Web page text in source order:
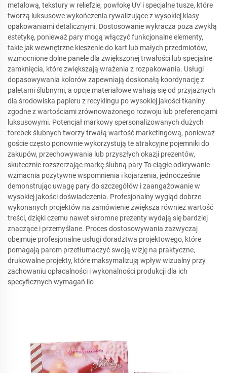
metalową, tekstury w reliefzie, powłokę UV i specjalne tusze, które
tworzą luksusowe wykończenia rywalizujące z wysokiej klasy
opakowaniami detalicznymi. Dostosowanie wykracza poza zwykłą
estetykę, ponieważ pary mogą włączyć funkcjonalne elementy,
takie jak wewnętrzne kieszenie do kart lub małych przedmiotów,
wzmocnione dolne panele dla zwiększonej trwałości lub specjalne
zamknięcia, które zwiększają wrażenia z rozpakowania. Usługi
dopasowywania kolorów zapewniają doskonałą koordynację z
paletami ślubnymi, a opcje materiałowe wahają się od przyjaznych
dla środowiska papieru z recyklingu po wysokiej jakości tkaniny
zgodne z wartościami zrównoważonego rozwoju lub preferencjami
luksusowymi. Potencjał markowy spersonalizowanych dużych
torebek ślubnych tworzy trwałą wartość marketingową, ponieważ
goście często ponownie wykorzystują te atrakcyjne pojemniki do
zakupów, przechowywania lub przyszłych okazji prezentów,
skutecznie rozszerzając markę ślubną pary To ciągłe odkrywanie
wzmacnia pozytywne wspomnienia i kojarzenia, jednocześnie
demonstrując uwagę pary do szczegółów i zaangażowanie w
wysokiej jakości doświadczenia. Profesjonalny wygląd dobrze
wykonanych projektów na zamówienie zwiększa również wartość
treści, dzięki czemu nawet skromne prezenty wydają się bardziej
znaczące i przemyślane. Proces dostosowywania zazwyczaj
obejmuje profesjonalne usługi doradztwa projektowego, które
pomagają parom przetłumaczyć swoją wizję na praktyczne,
drukowalne projekty, które maksymalizują wpływ wizualny przy
zachowaniu opłacalności i wykonalności produkcji dla ich
specyficznych wymagań ilo